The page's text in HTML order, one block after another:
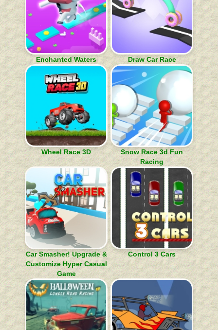
Enchanted Waters Draw Car Race
Wheel Race 3D
Snow Race 3d Fun
Racing
Car Smasher! Upgrade &
Customize Hyper Casual
Game
Control 3 Cars